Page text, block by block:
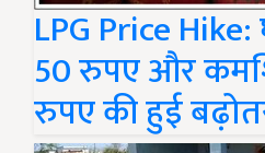
LPG Price
50 रुपए और
रुपए की हुई